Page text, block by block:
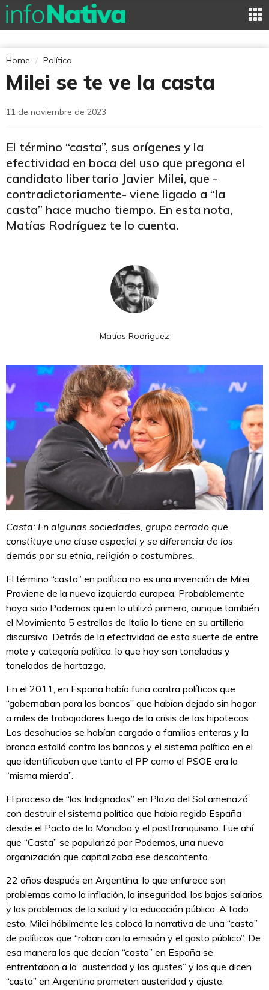
Home Política
Milei se te ve la casta
11 de noviembre de 2023
El término “casta”, sus orígenes y la
efectividad en boca del uso que pregona el
candidato libertario Javier Milei, que -
contradictoriamente- viene ligado a “la
casta” hace mucho tiempo. En esta nota,
Matías Rodríguez te lo cuenta.
Matías Rodriguez
Casta: En algunas sociedades, grupo cerrado que
constituye una clase especial y se diferencia de los
demás por su etnia, religión o costumbres.
El término “casta” en política no es una invención de Milei.
Proviene de la nueva izquierda europea. Probablemente
haya sido Podemos quien lo utilizó primero, aunque también
el Movimiento 5 estrellas de Italia lo tiene en su artillería
discursiva. Detrás de la efectividad de esta suerte de entre
mote y categoría política, lo que hay son toneladas y
toneladas de hartazgo.
En el 2011, en España había furia contra políticos que
“gobernaban para los bancos” que habían dejado sin hogar
a miles de trabajadores luego de la crisis de las hipotecas.
Los desahucios se habían cargado a familias enteras y la
bronca estalló contra los bancos y el sistema político en el
que identificaban que tanto el PP como el PSOE era la
“misma mierda”.
El proceso de “los Indignados” en Plaza del Sol amenazó
con destruir el sistema político que había regido España
desde el Pacto de la Moncloa y el postfranquismo. Fue ahí
que “Casta” se popularizó por Podemos, una nueva
organización que capitalizaba ese descontento.
22 años después en Argentina, lo que enfurece son
problemas como la inflación, la inseguridad, los bajos salarios
y los problemas de la salud y la educación pública. A todo
esto, Milei hábilmente les colocó la narrativa de una “casta”
de políticos que “roban con la emisión y el gasto público”. De
esa manera los que decían “casta” en España se
enfrentaban a la “austeridad y los ajustes” y los que dicen
“casta” en Argentina prometen austeridad y ajuste.